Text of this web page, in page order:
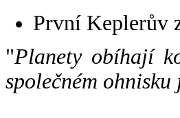
První Keplerův
"Planety obíhají
společném ohnisku